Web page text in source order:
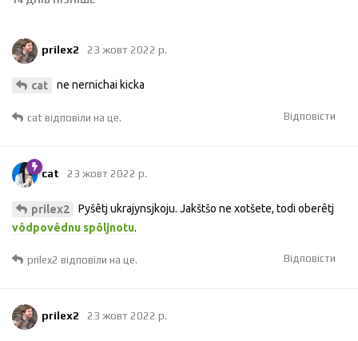
prilex2 23 жовт 2022 р.
cat ne nernichai kicka
Відповісти
cat відповіли на це.
cat 23 жовт 2022 р.
prilex2
Pyšêtj ukrajynsjkoju. Jakštšo ne xotšete, todi oberêtj
vôdpovêdnu spôljnotu.
Відповісти
prilex2 відповіли на це.
prilex2 23 жовт 2022 р.